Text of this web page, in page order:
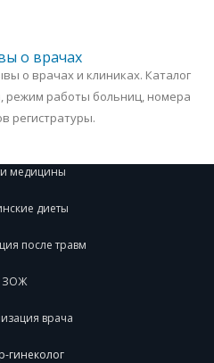
о врачах
о врачах и клиниках. Каталог
режим работы больниц, номера
регистратуры.
медицины
диеты
после травм
ЗОЖ
врача
гинеколог